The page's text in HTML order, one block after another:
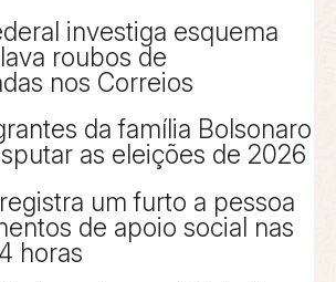
investiga esquema
roubos de
nos Correios
da família Bolsonaro
as eleições de 2026
um furto a pessoa
de apoio social nas
horas